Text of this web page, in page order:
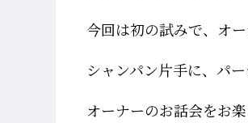
今回は初の試みで、オ
シャンパン片手に、パ
オーナーのお話会をお